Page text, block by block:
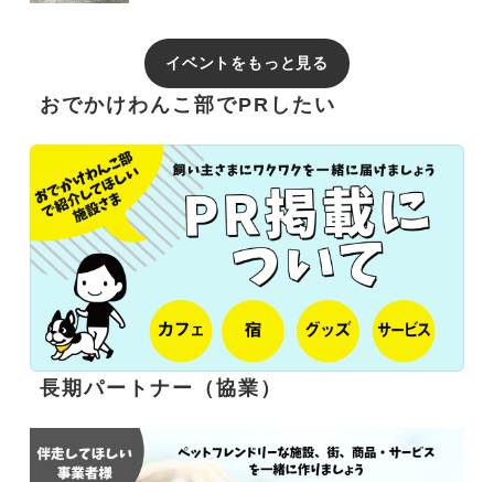
イベントをもっと見る
おでかけわんこ部でPRしたい
長期パートナー（協業）